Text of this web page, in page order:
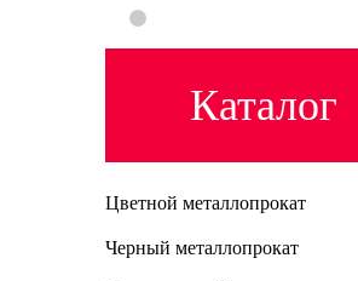
Каталог
Цветной металлопрокат
Черный металлопрокат